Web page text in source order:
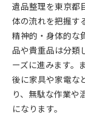
遺品整理を東京都
体の流れを把握す
精神的・身体的な
品や貴重品は分類
ーズに進みます。
後に家具や家電な
り、無駄な作業や
になります。